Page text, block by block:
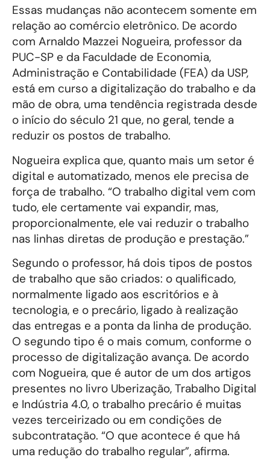
Essas mudanças não acontecem somente em
relação ao comércio eletrônico. De acordo
com Arnaldo Mazzei Nogueira, professor da
PUC-SP e da Faculdade de Economia,
Administração e Contabilidade (FEA) da USP,
está em curso a digitalização do trabalho e da
mão de obra, uma tendência registrada desde
o início do século 21 que, no geral, tende a
reduzir os postos de trabalho.
Nogueira explica que, quanto mais um setor é
digital e automatizado, menos ele precisa de
força de trabalho. “O trabalho digital vem com
tudo, ele certamente vai expandir, mas,
proporcionalmente, ele vai reduzir o trabalho
nas linhas diretas de produção e prestação.”
Segundo o professor, há dois tipos de postos
de trabalho que são criados: o qualificado,
normalmente ligado aos escritórios e à
tecnologia, e o precário, ligado à realização
das entregas e a ponta da linha de produção.
O segundo tipo é o mais comum, conforme o
processo de digitalização avança. De acordo
com Nogueira, que é autor de um dos artigos
presentes no livro Uberização, Trabalho Digital
e Indústria 4.0, o trabalho precário é muitas
vezes terceirizado ou em condições de
subcontratação. “O que acontece é que há
uma redução do trabalho regular”, afirma.